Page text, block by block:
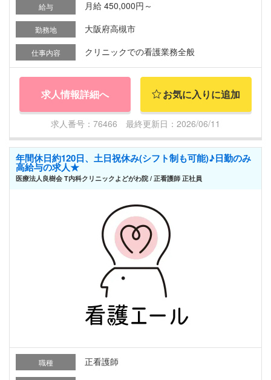
給与 月給 450,000円～
勤務地 大阪府高槻市
仕事内容 クリニックでの看護業務全般
求人情報詳細へ お気に入りに追加
求人番号：76466 最終更新日：2026/06/11
年間休日約120日、土日祝休み(シフト制も可能)♪日勤のみ
高給与の求人★
医療法人良樹会 T内科クリニックよどがわ院 / 正看護師 正社員
職種 正看護師